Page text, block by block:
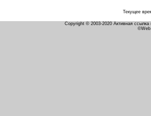
Текущее
Copyright © 2003-2020 Активная ссылка